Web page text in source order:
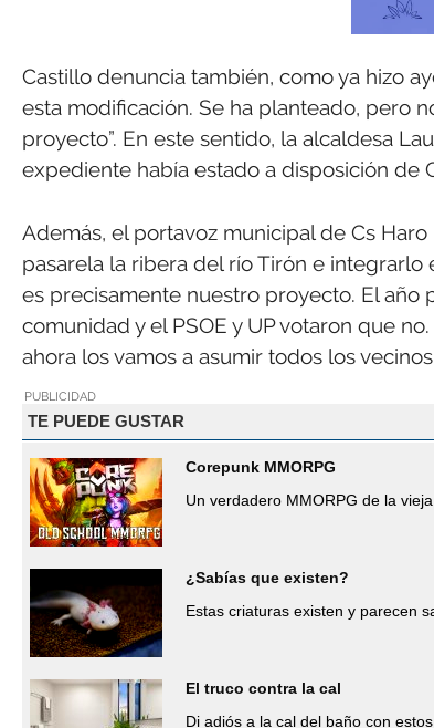
Castillo denuncia también, como ya hizo
esta modificación. Se ha planteado, pero
proyecto”. En este sentido, la alcaldesa
expediente había estado a disposición de
Además, el portavoz municipal de Cs
pasarela la ribera del río Tirón e
es precisamente nuestro proyecto. El año
comunidad y el PSOE y UP votaron que
ahora los vamos a asumir todos los vecinos
PUBLICIDAD
TE PUEDE GUSTAR
Corepunk MMORPG
Un verdadero MMORPG de la
¿Sabías que existen?
Estas criaturas existen y parecen
El truco contra la cal
Di adiós a la cal del baño con